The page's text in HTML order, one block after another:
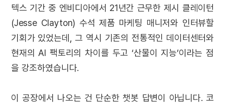
텍스 기간 중 엔비디아에서 21년간 근무한 제시 클레이턴
(Jesse Clayton) 수석 제품 마케팅 매니저와 인터뷰할
기회가 있었는데, 그 역시 기존의 전통적인 데이터센터와
현재의 AI 팩토리의 차이를 두고 ‘산물이 지능’이라는 점
을 강조하였습니다.
이 공장에서 나오는 건 단순한 챗봇 답변이 아닙니다. 코